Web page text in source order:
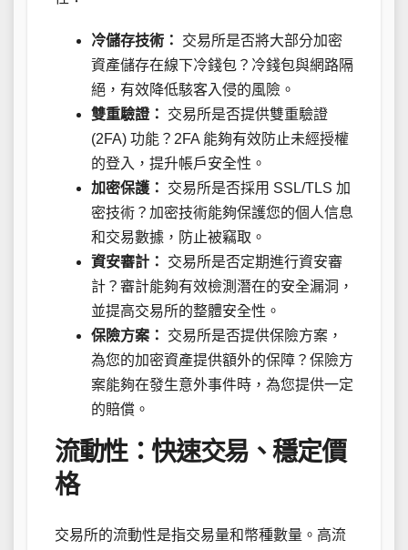
冷儲存技術：
交易所是否將大部分加密
資產儲存在線下冷錢包？冷錢包與網路隔
絕，有效降低駭客入侵的風險。
雙重驗證：
交易所是否提供雙重驗證
(2FA) 功能？2FA 能夠有效防止未經授權
的登入，提升帳戶安全性。
加密保護：
交易所是否採用 SSL/TLS 加
密技術？加密技術能夠保護您的個人信息
和交易數據，防止被竊取。
資安審計：
交易所是否定期進行資安審
計？審計能夠有效檢測潛在的安全漏洞，
並提高交易所的整體安全性。
保險方案：
交易所是否提供保險方案，
為您的加密資產提供額外的保障？保險方
案能夠在發生意外事件時，為您提供一定
的賠償。
流動性：快速交易、穩定價
格
交易所的流動性是指交易量和幣種數量。高流